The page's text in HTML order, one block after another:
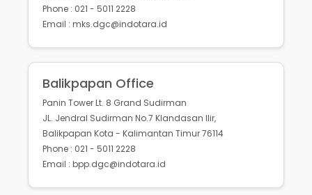
Phone : 021 - 5011 2228
Email : mks.dgc@indotara.id
Balikpapan Office
Panin Tower Lt. 8 Grand Sudirman
JL. Jendral Sudirman No.7 Klandasan Ilir,
Balikpapan Kota - Kalimantan Timur 76114
Phone : 021 - 5011 2228
Email : bpp.dgc@indotara.id